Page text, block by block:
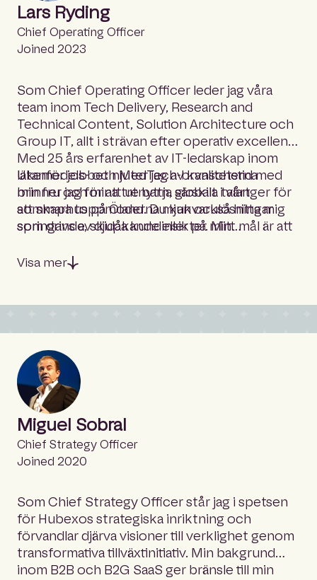
Lars Ryding
Chief Operating Officer
Joined 2023
Som Chief Operating Officer leder jag våra
team inom Tech Delivery, Research and
Technical Content, Solution Architecture och
Group IT, allt i strävan efter operativ excellens.
Med 25 års erfarenhet av IT-ledarskap inom
läkemedels- och MedTech-branscherna
brinner jag för att utnyttja globala talanger för
att skapa toppmoderna mjukvarulösningar
som drivs av djupa kundinsikter. Mitt mål är att
utveckla lösningar som verkligen gör skillnad.
Utanför jobbet njuter jag av kvalitetstid med
min fru och mina tre barn, särskilt i vårt
sommarhus på Öland. Du kan också hitta mig
springande, skidåkande eller på min
Visa mer
Miguel Sobral
Chief Strategy Officer
Joined 2020
Som Chief Strategy Officer står jag i spetsen
för Hubexos strategiska inriktning och
förvandlar djärva visioner till verklighet genom
transformativa tillväxtinitiativ. Min bakgrund
inom B2B och B2G SaaS ger bränsle till min